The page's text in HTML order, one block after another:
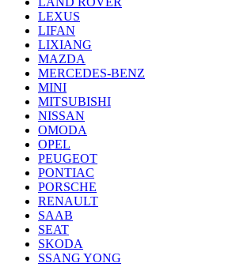
LEXUS
LIFAN
LIXIANG
MAZDA
MERCEDES-BENZ
MINI
MITSUBISHI
NISSAN
OMODA
OPEL
PEUGEOT
PONTIAC
PORSCHE
RENAULT
SAAB
SEAT
SKODA
SSANG YONG